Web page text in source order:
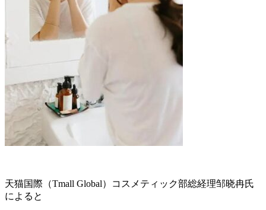
天猫国際（Tmall Global）コスメティック部総経理邹晓冉氏
によると